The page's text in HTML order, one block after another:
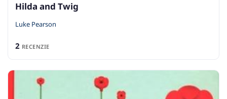
Hilda and Twig
Luke Pearson
2 RECENZIE